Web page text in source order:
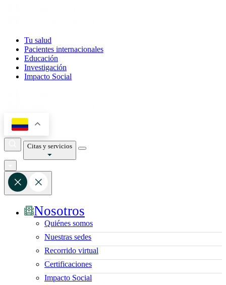
Tu salud
Pacientes internacionales
Educación
Investigación
Impacto Social
Citas y servicios
Nosotros
Quiénes somos
Nuestras sedes
Recorrido virtual
Certificaciones
Impacto Social